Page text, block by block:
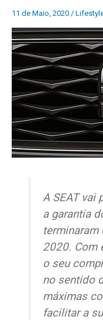
11 de Maio, 2020 /
A SEAT vai
a garantia
terminaram
2020. Com
o seu
no sentido
máximas
facilitar a